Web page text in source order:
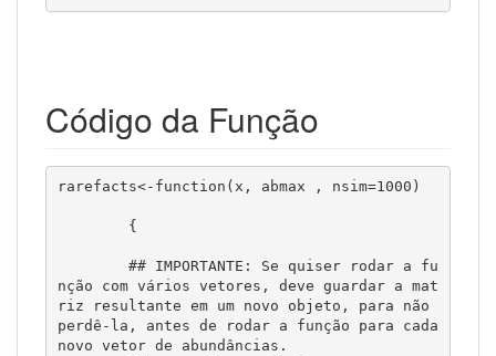
Código da Função
rarefacts<-function(x, abmax , nsim=1000)
nção com vários vetores, deve guardar a mat
riz resultante em um novo objeto, para não
perdê-la, antes de rodar a função para cada
novo vetor de abundâncias.